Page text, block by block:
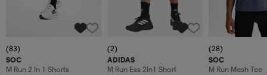
(83)
SOC
M Run 2 In 1 Shorts
(2)
ADIDAS
M Run Ess 2in1 Short
(28)
SOC
M Run Mesh Tee